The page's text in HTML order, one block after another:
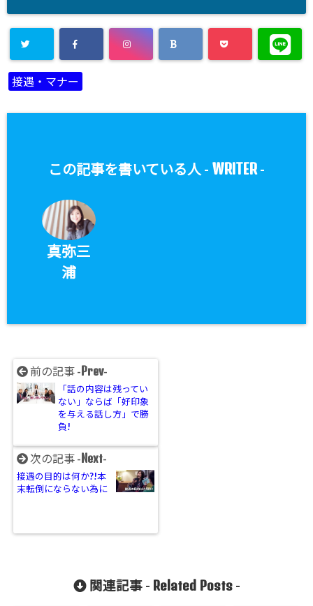
接遇・マナー
この記事を書いている人 - WRITER-
真弥三
浦
前の記事 -Prev-
「話の内容は残ってい
ない」ならば「好印象
を与える話し方」で勝
負!
次の記事 -Next-
接遇の目的は何か?!本
末転倒にならない為に
関連記事 - Related Posts-